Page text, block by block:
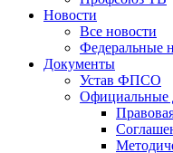
Новости
Все новости
Федеральные
Документы
Устав ФПСО
Официальные